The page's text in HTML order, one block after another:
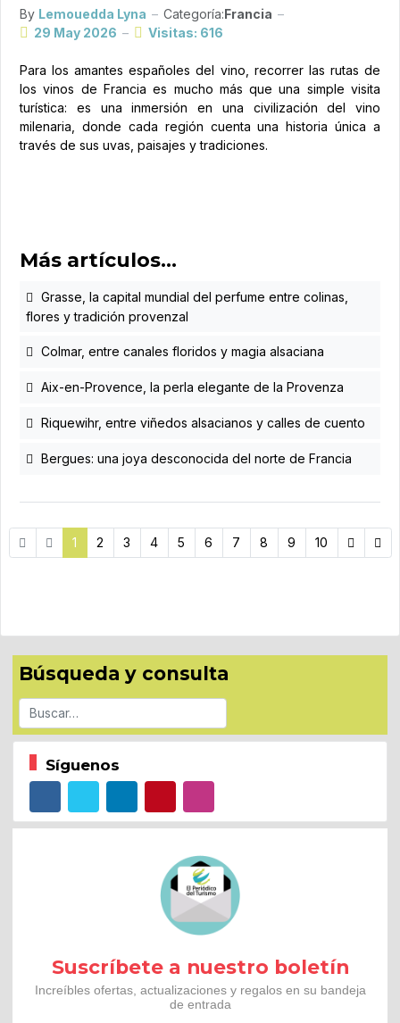
By Lemouedda Lyna Categoría:Francia
29 May 2026
Visitas: 616
Para los amantes españoles del vino, recorrer las rutas de
los vinos de Francia es mucho más que una simple visita
turística: es una inmersión en una civilización del vino
milenaria, donde cada región cuenta una historia única a
través de sus uvas, paisajes y tradiciones.
Más artículos…
Grasse, la capital mundial del perfume entre colinas,
flores y tradición provenzal
Colmar, entre canales floridos y magia alsaciana
Aix-en-Provence, la perla elegante de la Provenza
Riquewihr, entre viñedos alsacianos y calles de cuento
Bergues: una joya desconocida del norte de Francia
1 2 3 4 5 6 7 8 9 10
Búsqueda y consulta
Buscar
Síguenos
Suscríbete a nuestro boletín
Increíbles ofertas, actualizaciones y regalos en su bandeja
de entrada